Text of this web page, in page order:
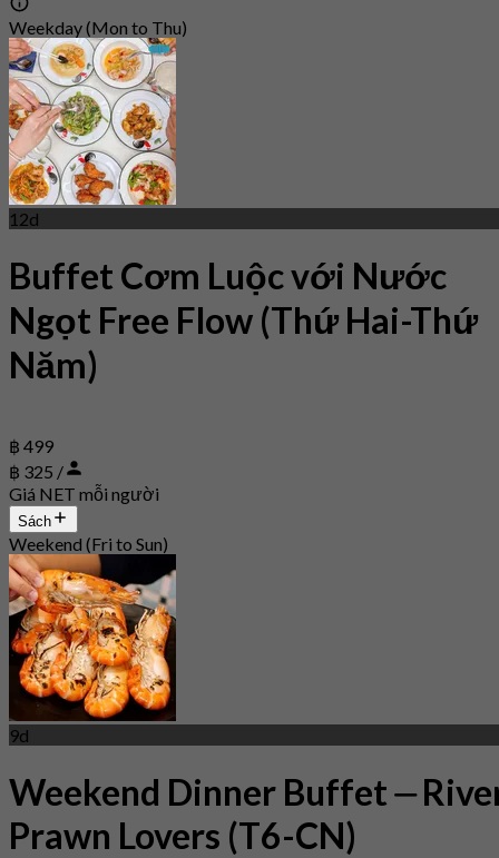
Weekday (Mon to Thu)
12d
Buffet Cơm Luộc với Nước
Ngọt Free Flow (Thứ Hai-Thứ
Năm)
฿ 499
฿ 325 /
Giá NET mỗi người
Sách
Weekend (Fri to Sun)
9d
Weekend Dinner Buffet ⏤
Prawn Lovers (T6-CN)